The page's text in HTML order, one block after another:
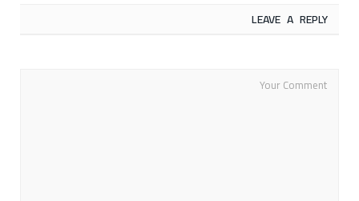
LEAVE A REPLY